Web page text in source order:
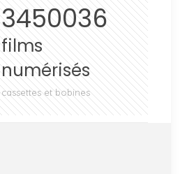
3450036
films
numérisés
cassettes et bobines